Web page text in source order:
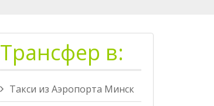
Трансфер в:
Такси из Аэропорта Минск